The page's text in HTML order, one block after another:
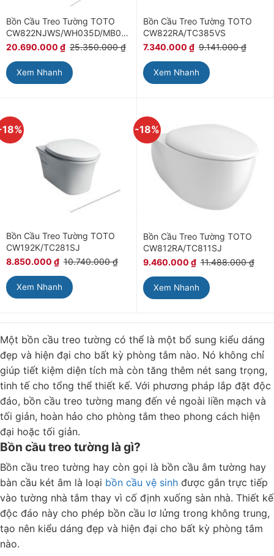
Bồn Cầu Treo Tường TOTO
CW822NJWS/WH035D/MB005DG
20.690.000 ₫ 25.350.000₫
Xem Nhanh
Bồn Cầu Treo Tường TOTO
CW822RA/TC385VS
7.340.000 ₫ 9.141.000₫
Xem Nhanh
Bồn Cầu Treo Tường TOTO
CW192K/TC281SJ
8.850.000 ₫ 10.740.000₫
Xem Nhanh
-18%
Bồn Cầu Treo Tường TOTO
CW812RA/TC811SJ
9.460.000 ₫ 11.488.000₫
Xem Nhanh
Một bồn cầu treo tường có thể là một bổ sung kiểu dáng
đẹp và hiện đại cho bất kỳ phòng tắm nào. Nó không chỉ
giúp tiết kiệm diện tích mà còn tăng thêm nét sang trọng,
tinh tế cho tổng thể thiết kế. Với phương pháp lắp đặt độc
đáo, bồn cầu treo tường mang đến vẻ ngoài liền mạch và
tối giản, hoàn hảo cho phòng tắm theo phong cách hiện
đại hoặc tối giản.
Bồn cầu treo tường là gì?
Bồn cầu treo tường hay còn gọi là bồn cầu âm tường hay
bàn cầu két âm là loại bồn cầu vệ sinh được gắn trực tiếp
vào tường nhà tắm thay vì cố định xuống sàn nhà. Thiết kế
độc đáo này cho phép bồn cầu lơ lửng trong không trung,
tạo nên kiểu dáng đẹp và hiện đại cho bất kỳ phòng tắm
nào.